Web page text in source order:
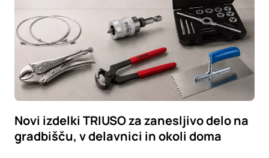
Novi izdelki TRIUSO za zanesljivo delo na
gradbišču, v delavnici in okoli doma